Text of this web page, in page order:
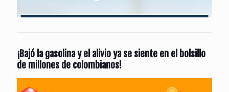
¡Bajó la gasolina y el alivio ya se siente en el bolsillo
de millones de colombianos!